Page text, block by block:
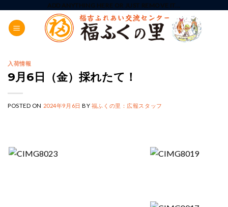
content
ADD ANYTHING HERE OR JUST REMOVE IT...
入荷情報
9月6日（金）採れたて！
POSTED ON 2024年9月6日 BY 福ふくの里：広報スタッフ